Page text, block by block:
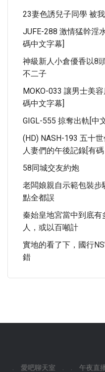
23妻色誘兒子同學 被
JUFE-288 激情猛幹淫
碼中文字幕]
神級新人小倉優香以8
不二子
MOKO-033 讓男士美
碼中文字幕]
GIGL-555 掠奪出軌[中
(HD) NASH-193 五十
人妻們的午後記錄[有碼
58同城交友約炮
老闆娘親自示範包裝
點全都誤
秦始皇地宮當中到底
人，或以百噸計
實地的看了下，國行
錯
愛吧聊天室 午夜直